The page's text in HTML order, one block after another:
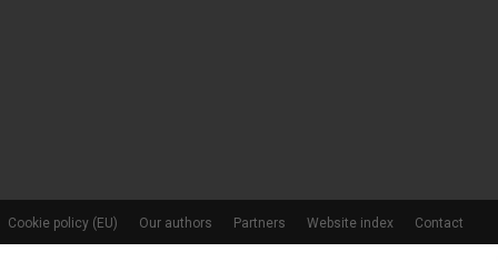
Cookie policy (EU) Our authors Partners Website index Contact